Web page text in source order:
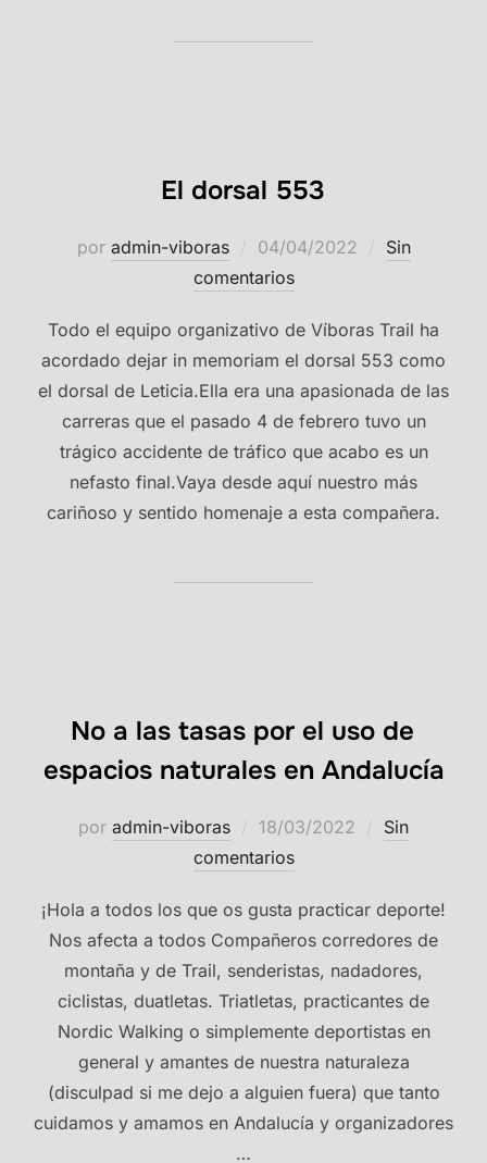
El dorsal 553
por admin-viboras
Publicado
el
04/04/2022
Sin
comentarios
Todo el equipo organizativo de Víboras Trail ha
acordado dejar in memoriam el dorsal 553 como
el dorsal de Leticia.Ella era una apasionada de las
carreras que el pasado 4 de febrero tuvo un
trágico accidente de tráfico que acabo es un
nefasto final.Vaya desde aquí nuestro más
cariñoso y sentido homenaje a esta compañera.
No a las tasas por el uso de
espacios naturales en Andalucía
por admin-viboras
Publicado
el
18/03/2022
Sin
comentarios
¡Hola a todos los que os gusta practicar deporte!
Nos afecta a todos Compañeros corredores de
montaña y de Trail, senderistas, nadadores,
ciclistas, duatletas. Triatletas, practicantes de
Nordic Walking o simplemente deportistas en
general y amantes de nuestra naturaleza
(disculpad si me dejo a alguien fuera) que tanto
cuidamos y amamos en Andalucía y organizadores
…